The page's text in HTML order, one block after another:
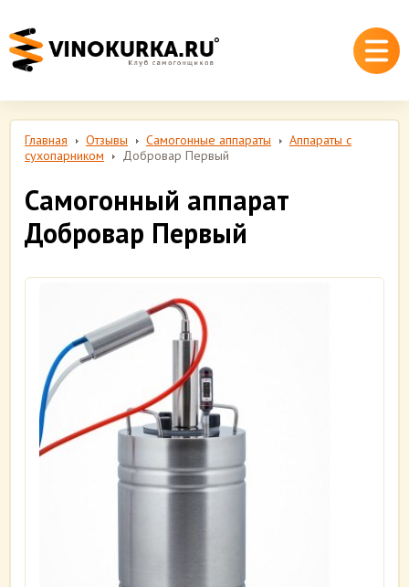
Главная Отзывы Самогонные аппараты
Аппараты с
сухопарником
Добровар Первый
Самогонный аппарат
Добровар Первый